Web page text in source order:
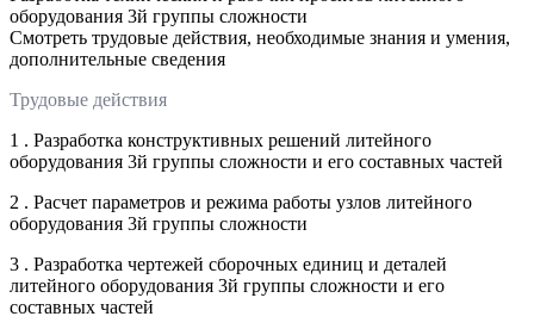
оборудования 3й группы сложности
Смотреть трудовые действия, необходимые знания и умения,
дополнительные сведения
Трудовые действия
1 . Разработка конструктивных решений литейного
оборудования 3й группы сложности и его составных частей
2 . Расчет параметров и режима работы узлов литейного
оборудования 3й группы сложности
3 . Разработка чертежей сборочных единиц и деталей
литейного оборудования 3й группы сложности и его
составных частей